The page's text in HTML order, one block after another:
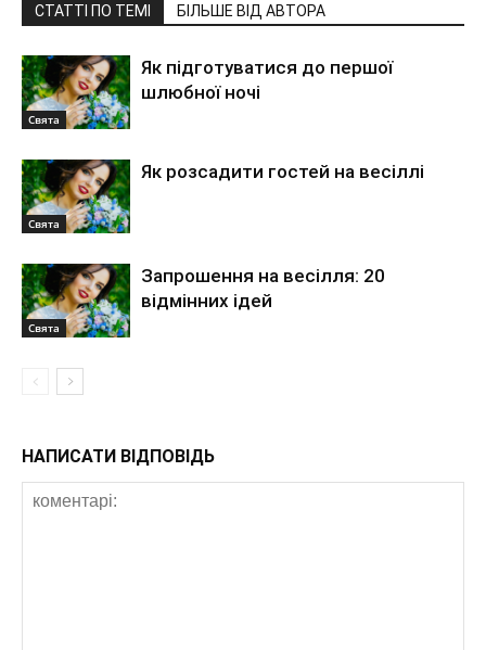
СТАТТІ ПО ТЕМІ БІЛЬШЕ ВІД АВТОРА
Свята
Як підготуватися до першої
шлюбної ночі
Свята
Як розсадити гостей на весіллі
Свята
Запрошення на весілля: 20
відмінних ідей
НАПИСАТИ ВІДПОВІДЬ